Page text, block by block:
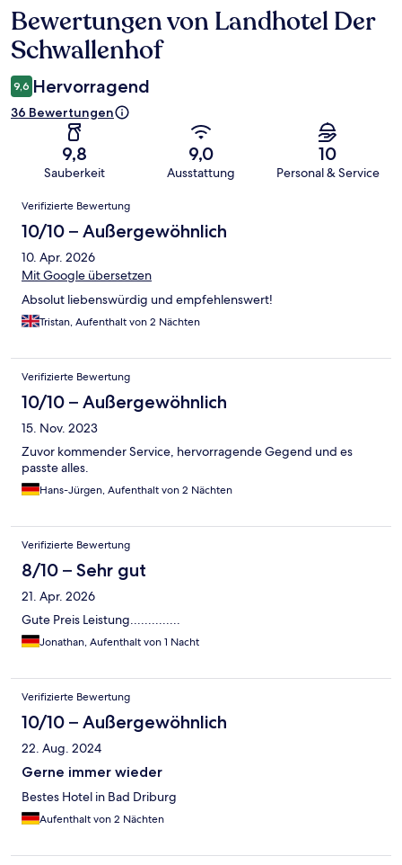
Bewertungen
Bewertungen von Landhotel Der
Schwallenhof
9,6 Hervorragend
36 Bewertungen
9,8
Sauberkeit
9,0
Ausstattung
10
Personal & Service
Bewertungen
Verifizierte Bewertung
10/10 – Außergewöhnlich
10. Apr. 2026
Mit Google übersetzen
Absolut liebenswürdig und empfehlenswert!
Tristan, Aufenthalt von 2 Nächten
Verifizierte Bewertung
10/10 – Außergewöhnlich
15. Nov. 2023
Zuvor kommender Service, hervorragende Gegend und es
passte alles.
Hans-Jürgen, Aufenthalt von 2 Nächten
Verifizierte Bewertung
8/10 – Sehr gut
21. Apr. 2026
Gute Preis Leistung..............
Jonathan, Aufenthalt von 1 Nacht
Verifizierte Bewertung
10/10 – Außergewöhnlich
22. Aug. 2024
Gerne immer wieder
Bestes Hotel in Bad Driburg
Aufenthalt von 2 Nächten